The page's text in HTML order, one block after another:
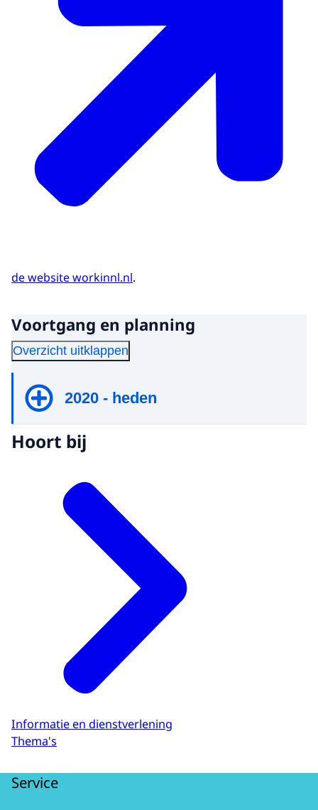
de website workinnl.nl.
Voortgang en planning
Overzicht uitklappen
2020 - heden
2020
ingezetenen met EER-nationaliteit
2021
Online aanvraagproces DigiD
verbeterd
Pilot aanvraag DigiD bij RNI-loket
direct na inschrijving
2022 - heden
19 RNI-loketten
Hoort bij
Informatie en dienstverlening
Thema's
Service